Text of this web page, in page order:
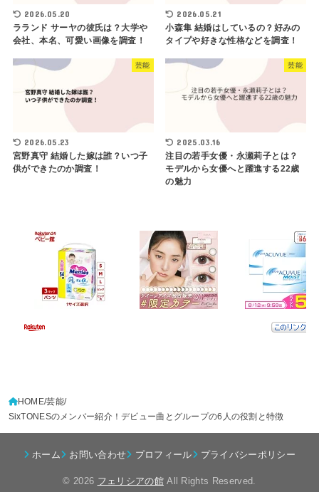
2026.05.20
ラランド サーヤの彼氏は？大学や
会社、本名、可愛い画像を調査！
2026.05.21
小森隼 結婚はしているの？好みの
タイプや好きな性格などを調査！
芸能
2026.05.23
宮野真守 結婚した嫁は誰？いつ子
供ができたのか調査！
芸能
2025.03.16
注目の若手女優・永瀬莉子とは？
モデルから女優へと躍進する22歳
の魅力
HOME 芸能
SixTONESのメンバー紹介！デビュー曲とグループの6人の役割と特徴
ホーム お問い合わせ プロフィール プライバシーポリシー
© 2026 フェリシアの館All Rights Reserved.